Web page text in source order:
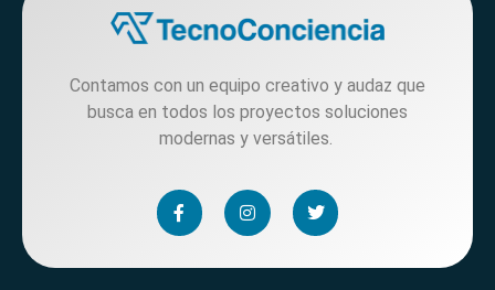
Contamos con un equipo creativo y audaz que
busca en todos los proyectos soluciones
modernas y versátiles.